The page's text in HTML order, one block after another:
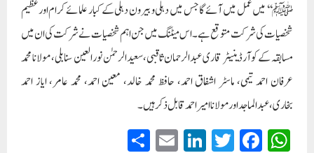
ﷺ‘‘ میں عمل میں آئے گا جس میں دہلی و بیرون دہلی کے کبار علمائے کرام اور عظیم
شخصیات کی شرکت متوقع ہے۔اس میٹنگ میں جن اہم شخصیات نے شرکت کی ان میں
مسابقہ کے کوآرڈینیٹر قاری عبدالرحمان ثاقبی،سعیدالرحمٰن نورالعین سنابلی، مولانا محمد
عرفان احمد تیمی، ماسٹر اشفاق احمد، حافظ محمد خالد، معین احمد، محمد عامر، ایاز احمد
بخاری،عبدالماجد اور مولانا امیر احمد قابل ذکر ہیں۔
W
Fa
T
Li
E